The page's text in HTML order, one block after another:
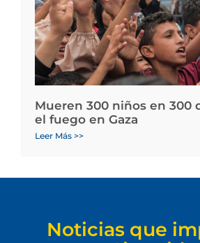
Mueren 300 niños en 300
el fuego en Gaza
Leer Más >>
Noticias que